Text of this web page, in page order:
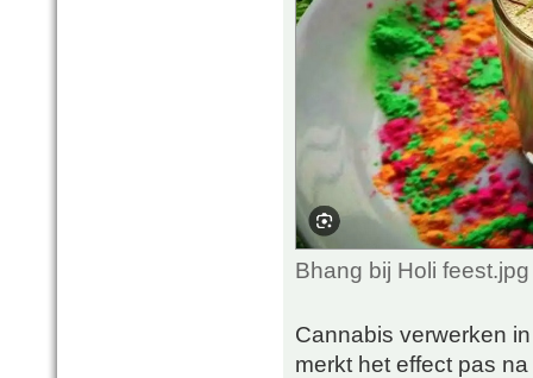
Bhang bij Holi
Cannabis verwerken
merkt het effect pas